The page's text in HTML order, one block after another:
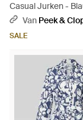
Casual Jurken -
Van Peek &
SALE